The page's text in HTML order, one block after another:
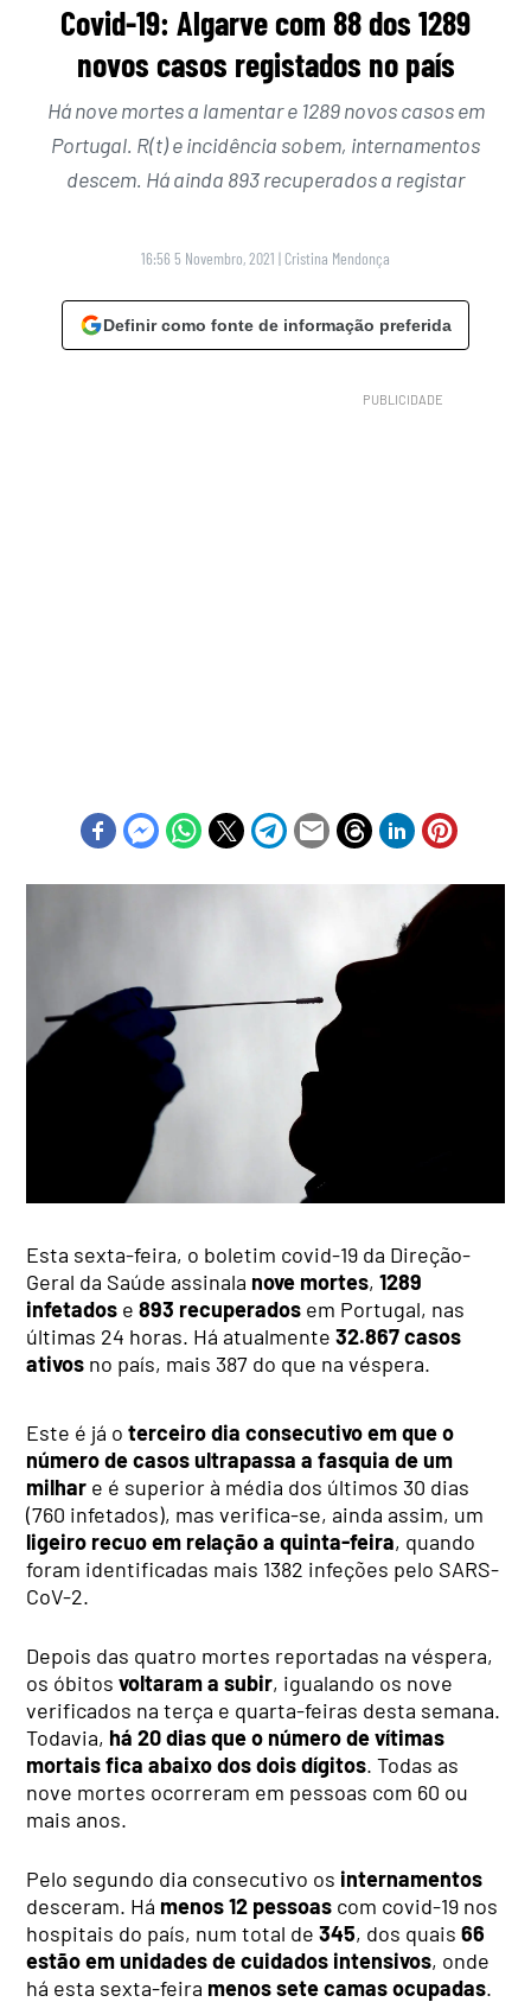
Covid-19: Algarve com 88 dos 1289
novos casos registados no país
Há nove mortes a lamentar e 1289 novos casos em
Portugal. R(t) e incidência sobem, internamentos
descem. Há ainda 893 recuperados a registar
16:56 5 Novembro, 2021 | Cristina Mendonça
Definir como fonte de informação preferida
Esta sexta-feira, o boletim covid-19 da Direção-
Geral da Saúde assinala nove mortes, 1289
infetados e893 recuperados em Portugal, nas
últimas 24 horas. Há atualmente32.867 casos
ativos no país, mais 387 do que na véspera.
Este é já oterceiro dia consecutivo em que o
número de casos ultrapassa a fasquia de um
milhar e é superior à média dos últimos 30 dias
(760 infetados), mas verifica-se, ainda assim, um
ligeiro recuo em relação a quinta-feira, quando
foram identificadas mais 1382 infeções pelo SARS-
CoV-2.
Depois das quatro mortes reportadas na véspera,
os óbitosvoltaram a subir, igualando os nove
verificados na terça e quarta-feiras desta semana.
Todavia, há 20 dias que o número de vítimas
mortais fica abaixo dos dois dígitos. Todas as
nove mortes ocorreram em pessoas com 60 ou
mais anos.
Pelo segundo dia consecutivo os internamentos
desceram. Há menos 12 pessoas com covid-19 nos
hospitais do país, num total de345, dos quais66
estão em unidades de cuidados intensivos, onde
há esta sexta-feira menos sete camas ocupadas.